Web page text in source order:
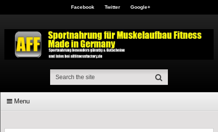
Facebook Twitter Google+
Menu